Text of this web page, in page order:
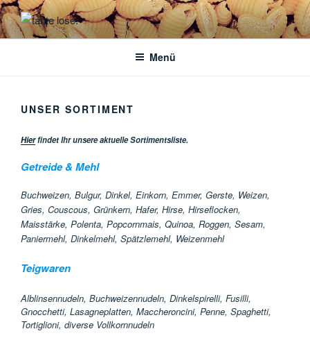
Zum
Inhalt
springenTANTE LOSE.
plastikfrei einkaufen
Menü
UNSER SORTIMENT
Hierfindet Ihr unsere aktuelle Sortimentsliste.
Getreide & Mehl
Buchweizen, Bulgur, Dinkel, Einkorn, Emmer, Gerste, Weizen,
Gries, Couscous, Grünkern, Hafer, Hirse, Hirseflocken,
Maisstärke, Polenta, Popcornmais, Quinoa, Roggen, Sesam,
Paniermehl, Dinkelmehl, Spätzlemehl, Weizenmehl
Teigwaren
Alblinsennudeln, Buchweizennudeln, Dinkelspirelli, Fusilli,
Gnocchetti, Lasagneplatten, Maccheroncini, Penne, Spaghetti,
Tortiglioni, diverse Vollkornnudeln